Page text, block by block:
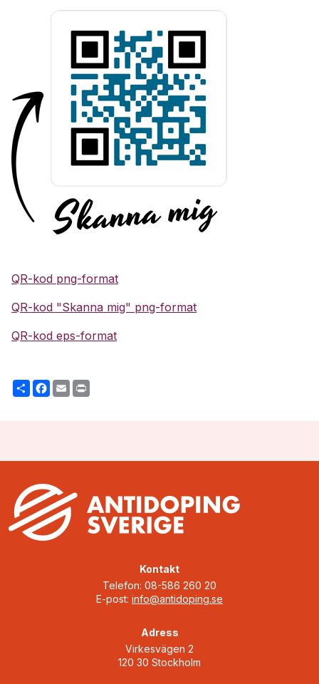
QR-kod png-format
QR-kod "Skanna mig" png-format
QR-kod eps-format
ShareFacebook
Email
Kontakt
Telefon: 08-586 260 20
E-post: info@antidoping.se
Adress
Virkesvägen 2
120 30 Stockholm